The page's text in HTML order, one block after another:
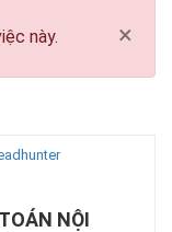
×
này.
NỘI